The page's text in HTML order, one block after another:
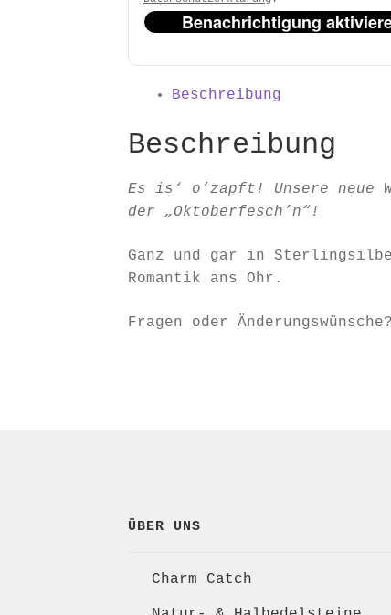
Benachrichtigung
Beschreibung
Beschreibung
Es is‘ o’zapft! Unsere neue
der „Oktoberfesch’n“!
Ganz und gar in
Romantik ans Ohr.
Fragen oder
ÜBER UNS
Charm Catch